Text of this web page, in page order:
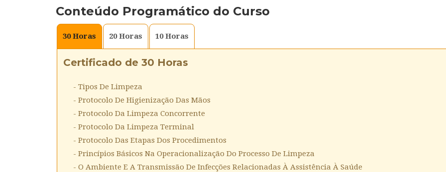
Conteúdo Programático do Curso
30Horas 20Horas 10Horas
Certificado de 30 Horas
- Tipos De Limpeza
- Protocolo De Higienização Das Mãos
- Protocolo Da Limpeza Concorrente
- Protocolo Da Limpeza Terminal
- Protocolo Das Etapas Dos Procedimentos
- Princípios Básicos Na Operacionalização Do Processo De Limpeza
- O Ambiente E A Transmissão De Infecções Relacionadas À Assistência À Saúde